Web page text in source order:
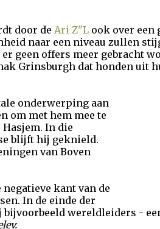
door de Ari Z"L ook over
naar een niveau zullen
geen offers meer gebracht
Grinsburgh dat honden uit
onderwerping aan
om met hem mee te
In die
blijft hij geknield.
van Boven
kant van de
In de einde der
wereldleiders -